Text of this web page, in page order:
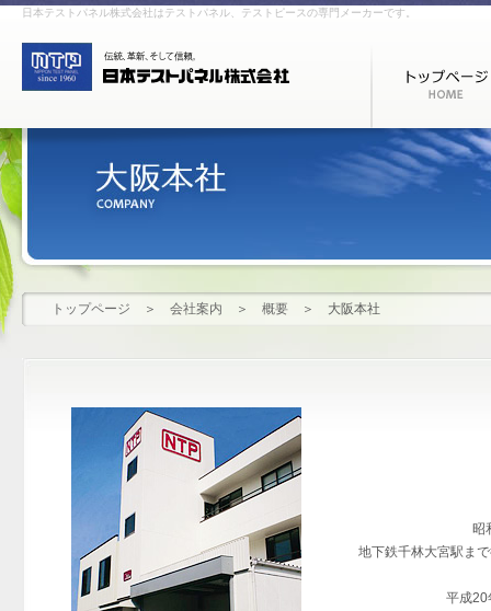
日本テストパネル株式会社はテストパネル、テストピースの専門メーカーです。
トップページ ＞ 会社案内 ＞ 概要 ＞ 大阪本社
昭
地下鉄千林大宮駅ま
平成20